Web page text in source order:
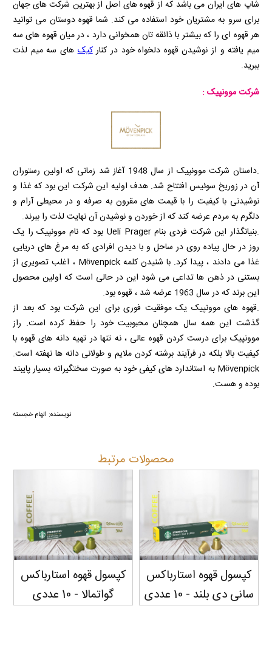
شاپ های ایران می باشد که از قهوه های اصل از بهترین شرکت های جهان
برای سرو به مشتریان خود استفاده می کند. شما قهوه دوستان می توانید
هر قهوه ای را که بیشتر با ذائقه تان همخوانی دارد ، در میان قهوه های سه
میم یافته و از نوشیدن قهوه دلخواه خود در کنارکیکهای سه میم لذت
ببرید.
شرکت موونپیک :
.داستان شرکت موونپیک از سال 1948 آغاز شد زمانی که اولین رستوران
آن در زوریخ سوئیس افتتاح شد. هدف اولیه این شرکت این بود که غذا و
نوشیدنی با کیفیت را با قیمت های مقرون به صرفه و در محیطی آرام و
دلگرم به مردم عرضه کند که از خوردن و نوشیدن آن نهایت لذت را ببرند.
.بنیانگذار این شرکت فردی بنامUeli Prager بود که نام موونپیک را یک
روز در حال پیاده روی در ساحل و با دیدن افرادی که به مرغ های دریایی
غذا می دادند ، پیدا کرد. با شنیدن کلمهMövenpick ، اغلب تصویری از
بستنی در ذهن ها تداعی می شود این در حالی است که اولین محصول
این برند که در سال 1963 عرضه شد ، قهوه بود.
.قهوه های موونپیک یک موفقیت فوری برای این شرکت بود که بعد از
گذشت این همه سال همچنان محبوبیت خود را حفظ کرده است. راز
موونپیک برای درست کردن قهوه عالی ، نه تنها در تهیه دانه های قهوه با
کیفیت بالا بلکه در فرآیند برشته کردن ملایم و طولانی دانه ها نهفته است.
Mövenpick به استاندارد های کیفی خود به صورت سختگیرانه بسیار پایبند
بوده و هست.
نویسنده: الهام خجسته
محصولات مرتبط
کپسول قهوه استارباکس
سانی دی بلند - 10 عددی
کپسول قهوه استارباکس
گواتمالا - 10 عددی